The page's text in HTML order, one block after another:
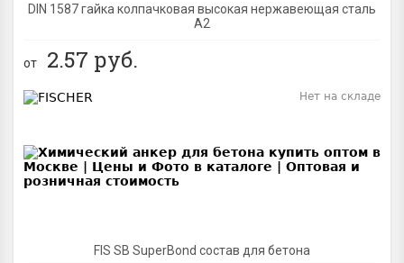
DIN 1587 гайка колпачковая высокая нержавеющая сталь
А2
от 2.57 руб.
FIS SB SuperBond состав для бетона
Нет на складе